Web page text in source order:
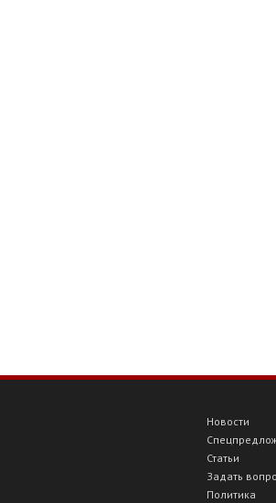
Новости
Статьи
Задать
Политика